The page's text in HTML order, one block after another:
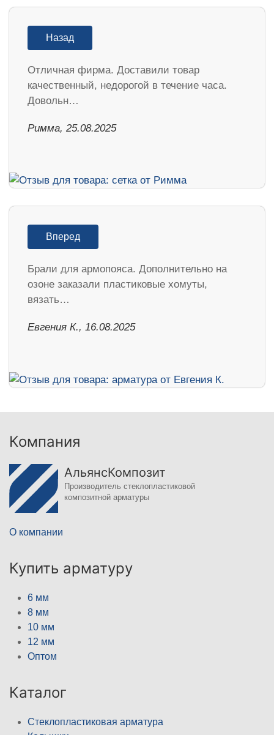
Назад
Отличная фирма. Доставили товар
качественный, недорогой в течение часа.
Довольн…
Римма, 25.08.2025
Вперед
Брали для армопояса. Дополнительно на
озоне заказали пластиковые хомуты,
вязать…
Евгения К., 16.08.2025
Компания
АльянсКомпозит
Производитель стеклопластиковой
композитной арматуры
О компании
Купить арматуру
6 мм
8 мм
10 мм
12 мм
Оптом
Каталог
Стеклопластиковая арматура